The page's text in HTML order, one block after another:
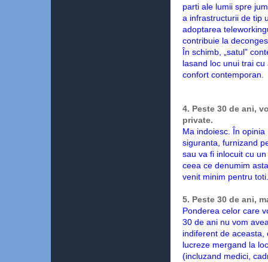
parti ale lumii spre
a infrastructurii de tip
adoptarea
contribuie la
În schimb, „satul”
lasand loc unui trai
confort contemporan.
4. Peste 30 de ani,
private.
Ma indoiesc. În
siguranta, furnizand
sau va fi inlocuit cu
ceea ce denumim
venit minim pentru toti.
5. Peste 30 de ani,
Ponderea celor care
30 de ani nu vom
indiferent de
lucreze mergand la
(incluzand medici,